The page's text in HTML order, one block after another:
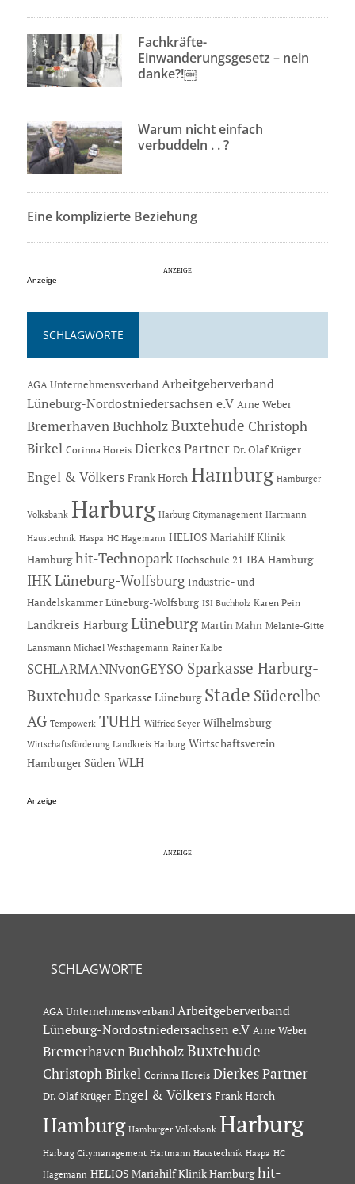
Fachkräfte-
Einwanderungsgesetz – nein
danke?!￼
Warum nicht einfach
verbuddeln . . ?
Eine komplizierte Beziehung
Anzeige
SCHLAGWORTE
AGA Unternehmensverband Arbeitgeberverband
Lüneburg-Nordostniedersachsen e.V Arne Weber
Bremerhaven Buchholz Buxtehude Christoph
Birkel Corinna Horeis Dierkes Partner Dr. Olaf Krüger
Engel & Völkers Frank Horch Hamburg Hamburger
Volksbank Harburg Harburg Citymanagement Hartmann
Haustechnik Haspa HC Hagemann HELIOS Mariahilf Klinik
Hamburg hit-Technopark Hochschule 21 IBA Hamburg
IHK Lüneburg-Wolfsburg Industrie- und
Handelskammer Lüneburg-Wolfsburg ISI Buchholz Karen Pein
Landkreis Harburg Lüneburg Martin Mahn Melanie-Gitte
Lansmann Michael Westhagemann Rainer Kalbe
SCHLARMANNvonGEYSO Sparkasse Harburg-
Buxtehude Sparkasse Lüneburg Stade Süderelbe
AG Tempowerk TUHH Wilfried Seyer Wilhelmsburg
Wirtschaftsförderung Landkreis Harburg Wirtschaftsverein
Hamburger Süden WLH
Anzeige
SCHLAGWORTE
AGA Unternehmensverband Arbeitgeberverband
Lüneburg-Nordostniedersachsen e.V Arne Weber
Bremerhaven Buchholz Buxtehude
Christoph Birkel Corinna Horeis Dierkes Partner
Dr. Olaf Krüger Engel & Völkers Frank Horch
Hamburg Hamburger Volksbank Harburg
Harburg Citymanagement Hartmann Haustechnik Haspa HC
Hagemann HELIOS Mariahilf Klinik Hamburg hit-